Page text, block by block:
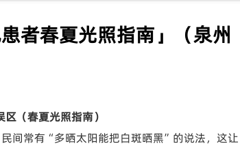
者春夏光照指南」（泉州
（春夏光照指南）
间常有“多晒太阳能把白斑晒黑”的说法，这让